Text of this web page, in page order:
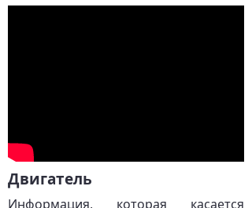
Двигатель
Информация, которая касается